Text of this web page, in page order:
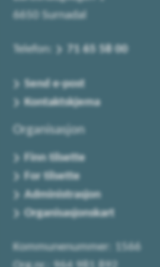
6650 Surnadal
Telefon: 71 65 58 00
Send e-post
Kontaktskjema
Organisasjon
Finn tilsette
For tilsette
Administrasjon
Organisasjonskart
Kommunenummer: 1566